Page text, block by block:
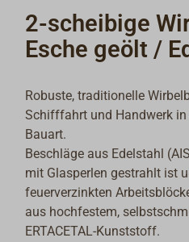
2-scheibige
Esche geölt /
Robuste, traditionelle
Schifffahrt und Handwerk
Bauart.
Beschläge aus Edelstahl
mit Glasperlen gestrahlt ist
feuerverzinkten
aus hochfestem,
ERTACETAL-Kunststoff.